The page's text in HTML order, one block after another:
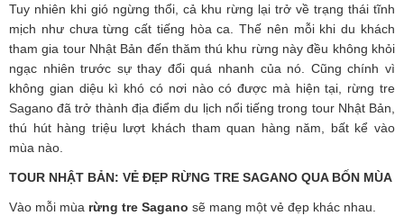
Tuy nhiên khi gió ngừng thổi, cả khu rừng lại trở về trạng thái tĩnh
mịch như chưa từng cất tiếng hòa ca. Thế nên mỗi khi du khách
tham gia tour Nhật Bản đến thăm thú khu rừng này đều không khỏi
ngạc nhiên trước sự thay đổi quá nhanh của nó. Cũng chính vì
không gian diệu kì khó có nơi nào có được mà hiện tại, rừng tre
Sagano đã trở thành địa điểm du lịch nổi tiếng trong tour Nhật Bản,
thú hút hàng triệu lượt khách tham quan hàng năm, bất kể vào
mùa nào.
TOUR NHẬT BẢN: VẺ ĐẸP RỪNG TRE SAGANO QUA BỐN MÙA
Vào mỗi mùa rừng tre Sagano sẽ mang một vẻ đẹp khác nhau.